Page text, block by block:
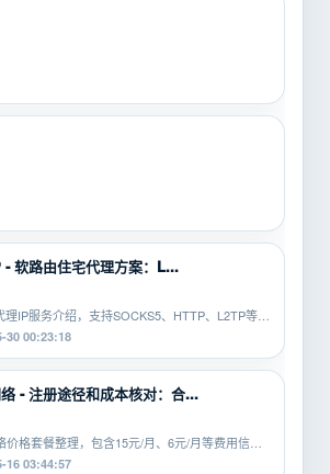
- 软路由住宅代理方案：L...
理IP服务介绍，支持SOCKS5、HTTP、L2TP等协
安卓、PC、软路由等平...
30 00:23:18
- 注册途径和成本核对：合...
价格套餐整理，包含15元/月、6元/月等费用信
SOCKS5、HTTP、L2TP等...
16 03:44:57